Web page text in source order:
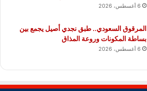
6 أغسطس، 2026
المرقوق السعودي.. طبق نجدي أصيل يجمع بين
بساطة المكونات وروعة المذاق
6 أغسطس، 2026